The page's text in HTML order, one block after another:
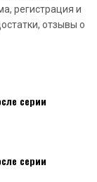
регистрация и
отзывы о
серии
серии